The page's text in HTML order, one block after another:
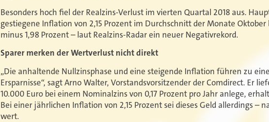
Besonders hoch fiel der Realzins-Verlust im vierten Quartal 2018 aus.
gestiegene Inflation von 2,15 Prozent im Durchschnitt der Monate Oktober
minus 1,98 Prozent – laut Realzins-Radar ein neuer Negativrekord.
Sparer merken der Wertverlust nicht direkt
„Die anhaltende Nullzinsphase und eine steigende Inflation führen zu
Ersparnisse“, sagt Arno Walter, Vorstandsvorsitzender der Comdirect. Er
10.000 Euro bei einem Nominalzins von 0,17 Prozent pro Jahr anlege,
Bei einer jährlichen Inflation von 2,15 Prozent sei dieses Geld allerdings –
wert.